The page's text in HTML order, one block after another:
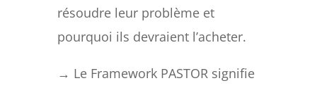
résoudre leur problème et
pourquoi ils devraient l’acheter.
→ Le Framework PASTOR signifie